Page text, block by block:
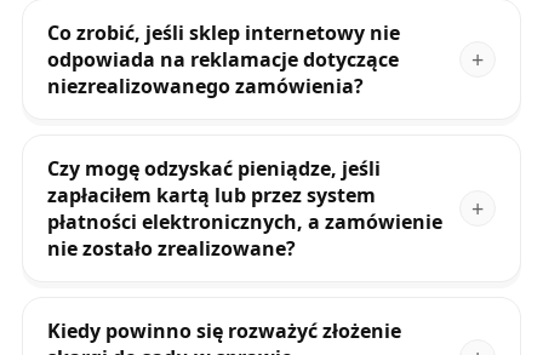
Co zrobić, jeśli sklep internetowy nie
odpowiada na reklamacje dotyczące
niezrealizowanego zamówienia?
Czy mogę odzyskać pieniądze, jeśli
zapłaciłem kartą lub przez system
płatności elektronicznych, a zamówienie
nie zostało zrealizowane?
Kiedy powinno się rozważyć złożenie